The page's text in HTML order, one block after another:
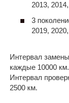
2013,
3
2019,
Интервал
каждые 10000 км.
Интервал
2500 км.